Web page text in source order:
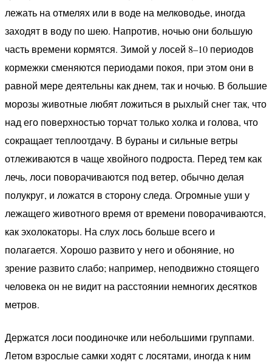
лежать на отмелях или в воде на мелководье, иногда
заходят в воду по шею. Напротив, ночью они большую
часть времени кормятся. Зимой у лосей 8–10 периодов
кормежки сменяются периодами покоя, при этом они в
равной мере деятельны как днем, так и ночью. В большие
морозы животные любят ложиться в рыхлый снег так, что
над его поверхностью торчат только холка и голова, что
сокращает теплоотдачу. В бураны и сильные ветры
отлеживаются в чаще хвойного подроста. Перед тем как
лечь, лоси поворачиваются под ветер, обычно делая
полукруг, и ложатся в сторону следа. Огромные уши у
лежащего животного время от времени поворачиваются,
как эхолокаторы. На слух лось больше всего и
полагается. Хорошо развито у него и обоняние, но
зрение развито слабо; например, неподвижно стоящего
человека он не видит на расстоянии немногих десятков
метров.
Держатся лоси поодиночке или небольшими группами.
Летом взрослые самки ходят с лосятами, иногда к ним